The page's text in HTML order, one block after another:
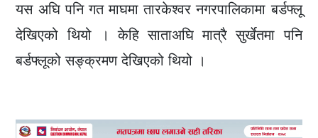
यस अघि पनि गत माघमा तारकेश्वर नगरपालिकामा बर्डफ्लू
देखिएको थियो । केहि साताअघि मात्रै सुर्खेतमा पनि
बर्डफ्लूको सङ्क्रमण देखिएको थियो ।